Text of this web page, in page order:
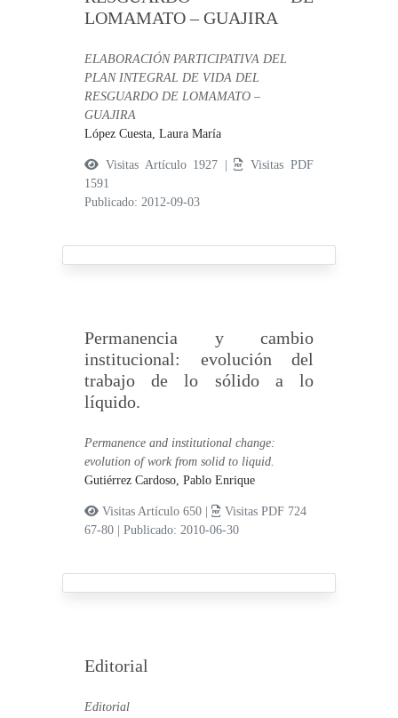
LOMAMATO – GUAJIRA
ELABORACIÓN PARTICIPATIVA DEL
PLAN INTEGRAL DE VIDA DEL
RESGUARDO DE LOMAMATO –
GUAJIRA
López Cuesta, Laura María
Visitas Artículo 1927 |
Visitas PDF
1591
Publicado: 2012-09-03
Permanencia y cambio
institucional: evolución del
trabajo de lo sólido a lo
líquido.
Permanence and institutional change:
evolution of work from solid to liquid.
Gutiérrez Cardoso, Pablo Enrique
Visitas Artículo 650 |
Visitas PDF 724
67-80
|Publicado: 2010-06-30
Editorial
Editorial